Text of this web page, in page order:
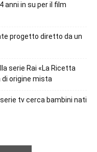
anni in su per il film
progetto diretto da un
serie Rai «La Ricetta
di origine mista
tv cerca bambini nati